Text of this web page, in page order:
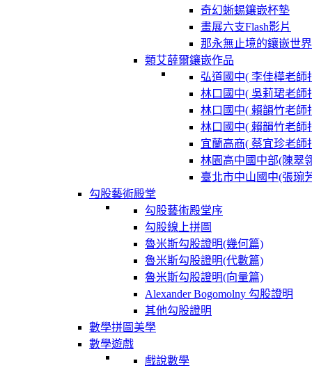
奇幻蜥蜴鑲嵌杯墊
畫展六支Flash影片
那永無止境的鑲嵌世界
類艾薛爾鑲嵌作品
弘道國中( 李佳樺老師
林口國中( 吳莉珺老師
林口國中( 賴韻竹老師
林口國中( 賴韻竹老師
宜蘭高商( 蔡宜珍老師
林園高中國中部(陳翠
臺北市中山國中(張琬
勾股藝術殿堂
勾股藝術殿堂序
勾股線上拼圖
魯米斯勾股證明(幾何篇)
魯米斯勾股證明(代數篇)
魯米斯勾股證明(向量篇)
Alexander Bogomolny 勾股證明
其他勾股證明
數學拼圖美學
數學遊戲
戲說數學